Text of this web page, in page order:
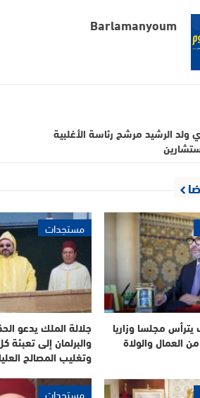
Barlamanyoum
الرشيد مرشح رئاسة الأغلبية
يترأس مجلسا وزاريا
العمال والولاة
مستجدات
جلالة الملك يدعو
والبرلمان إلى تعبئة
وتغليب المصالح
مستجدات